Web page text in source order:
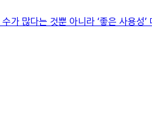
가 많다는 것뿐 아니라 ‘좋은 사용성